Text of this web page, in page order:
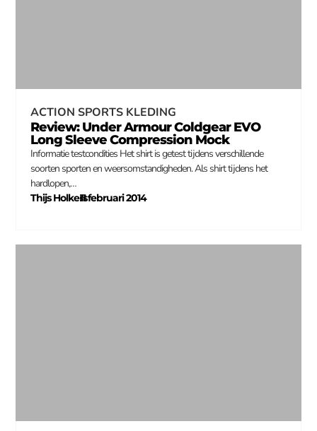
ACTION SPORTS KLEDING
Review: Under Armour Coldgear EVO
Long Sleeve Compression Mock
Informatie testcondities Het shirt is getest tijdens verschillende
soorten sporten en weersomstandigheden. Als shirt tijdens het
hardlopen,…
Thijs Holkers
–
11 februari 2014